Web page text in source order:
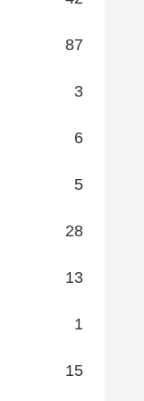
87
3
6
5
28
13
1
15